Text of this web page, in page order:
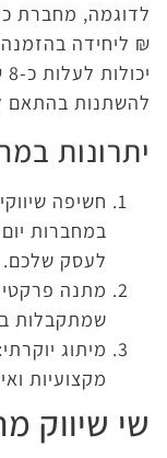
₪ ליחידה
להשתנות בהתאם
יתרונות
חשיפה
במחברות
לעסק שלכם.
מתנה
שמתקבלות
מיתוג
מקצועיות
שי שיווק